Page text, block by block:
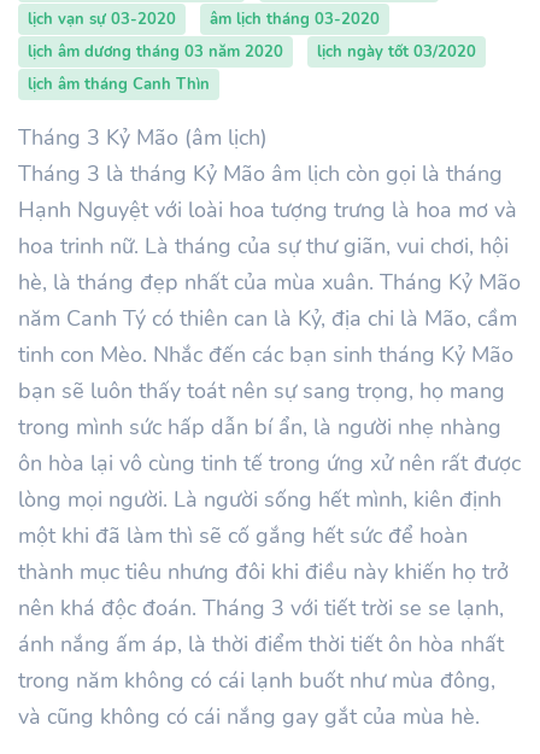
lịch vạn sự 03-2020
âm lịch tháng 03-2020
lịch âm dương tháng 03 năm 2020
lịch ngày tốt 03/2020
lịch âm tháng Canh Thìn
Tháng 3 Kỷ Mão (âm lịch)
Tháng 3 là tháng Kỷ Mão âm lịch còn gọi là tháng
Hạnh Nguyệt với loài hoa tượng trưng là hoa mơ và
hoa trinh nữ. Là tháng của sự thư giãn, vui chơi, hội
hè, là tháng đẹp nhất của mùa xuân. Tháng Kỷ Mão
năm Canh Tý có thiên can là Kỷ, địa chi là Mão, cầm
tinh con Mèo. Nhắc đến các bạn sinh tháng Kỷ Mão
bạn sẽ luôn thấy toát nên sự sang trọng, họ mang
trong mình sức hấp dẫn bí ẩn, là người nhẹ nhàng
ôn hòa lại vô cùng tinh tế trong ứng xử nên rất được
lòng mọi người. Là người sống hết mình, kiên định
một khi đã làm thì sẽ cố gắng hết sức để hoàn
thành mục tiêu nhưng đôi khi điều này khiến họ trở
nên khá độc đoán. Tháng 3 với tiết trời se se lạnh,
ánh nắng ấm áp, là thời điểm thời tiết ôn hòa nhất
trong năm không có cái lạnh buốt như mùa đông,
và cũng không có cái nắng gay gắt của mùa hè.